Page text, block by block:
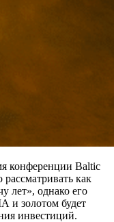
конференции Baltic
как
лет», однако его
и золотом будет
инвестиций.